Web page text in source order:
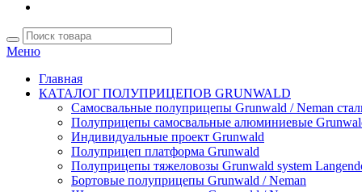
Меню
Главная
КАТАЛОГ ПОЛУПРИЦЕПОВ GRUNWALD
Самосвальные полуприцепы Grunwald / Neman
Полуприцепы самосвальные алюминиевые
Индивидуальные проект Grunwald
Полуприцеп платформа Grunwald
Полуприцепы тяжеловозы Grunwald system
Бортовые полуприцепы Grunwald / Neman